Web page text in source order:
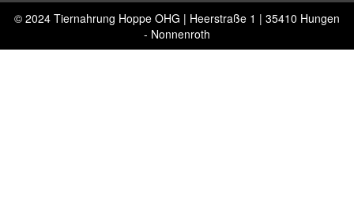
© 2024 Tiernahrung Hoppe OHG | Heerstraße 1 | 35410 Hungen
- Nonnenroth